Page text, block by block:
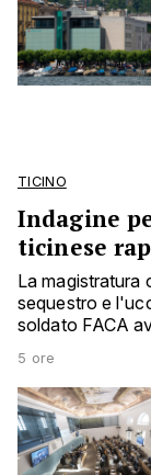
TICINO
Indagine
ticinese
La magistratura
sequestro e
soldato FACA
5 ore